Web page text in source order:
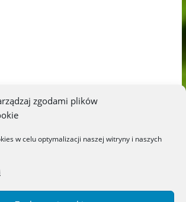
zgodami plików
w celu optymalizacji naszej witryny i naszych